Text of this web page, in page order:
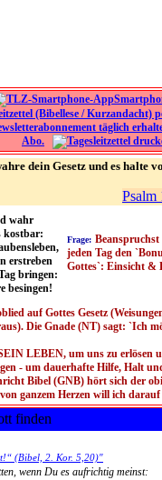
Abo.
dein Gesetz und es halte
Psalm
wahr
kostbar:
erstreben
bringen:
besingen!
Frage: Beanspruchst
jeden Tag den
Gottes`: Einsicht &
auf Gottes Gesetz
Die Gnade (NT) sagt: `Ich
LEBEN, um uns zu erlösen
- um dauerhafte Hilfe, Halt
Bibel (GNB) hört sich der
ganzem Herzen will ich
finden
(Bibel, 2. Kor. 5,20)"
wenn Du es aufrichtig meinst: